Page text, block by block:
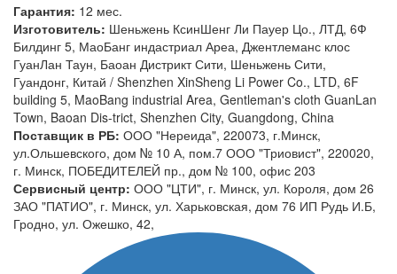
Гарантия: 12 мес.
Изготовитель: Шеньжень КсинШенг Ли Пауер Цо., ЛТД, 6Ф
Билдинг 5, МаоБанг индастриал Ареа, Джентлеманс клос
ГуанЛан Таун, Баоан Дистрикт Сити, Шеньжень Сити,
Гуандонг, Китай / Shenzhen XinSheng Li Power Co., LTD, 6F
building 5, MaoBang industrial Area, Gentleman's cloth GuanLan
Town, Baoan Dis-trict, Shenzhen City, Guangdong, China
Поставщик в РБ: ООО "Нереида", 220073, г.Минск,
ул.Ольшевского, дом № 10 А, пом.7 ООО "Триовист", 220020,
г. Минск, ПОБЕДИТЕЛЕЙ пр., дом № 100, офис 203
Сервисный центр: ООО "ЦТИ", г. Минск, ул. Короля, дом 26
ЗАО "ПАТИО", г. Минск, ул. Харьковская, дом 76 ИП Рудь И.Б,
Гродно, ул. Ожешко, 42,